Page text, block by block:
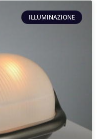
ILLUMINAZIONE